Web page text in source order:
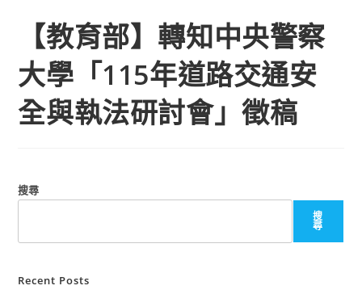
【教育部】轉知中央警察
大學「115年道路交通安
全與執法研討會」徵稿
搜尋
搜
尋
Recent Posts